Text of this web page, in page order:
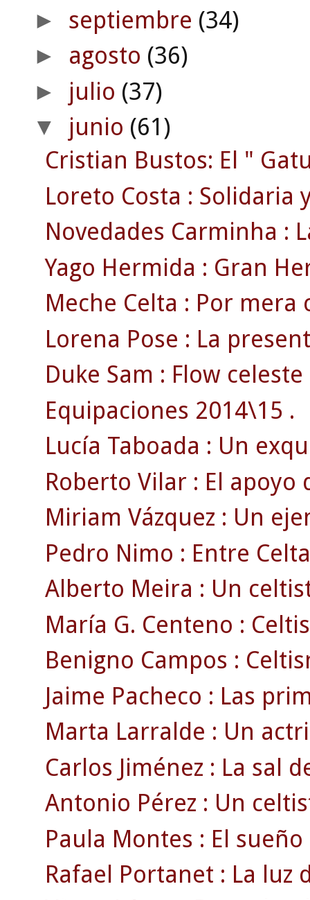
► septiembre (34)
► agosto (36)
► julio (37)
▼ junio (61)
Cristian Bustos: El "
Loreto Costa : Solidaria
Novedades Carminha :
Yago Hermida : Gran
Meche Celta : Por mera
Lorena Pose : La
Duke Sam : Flow celeste
Equipaciones 2014\15 .
Lucía Taboada : Un
Roberto Vilar : El apoyo
Miriam Vázquez : Un
Pedro Nimo : Entre
Alberto Meira : Un
María G. Centeno :
Benigno Campos :
Jaime Pacheco : Las
Marta Larralde : Un
Carlos Jiménez : La sal
Antonio Pérez : Un
Paula Montes : El
Rafael Portanet : La luz